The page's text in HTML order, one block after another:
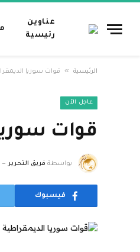
عناوين
رئيسية
الرئيسية » قوات سوريا
عاجل الآن
قوات
بواسطة فريق التحرير
فيسبوك